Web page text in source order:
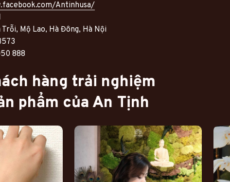
Antinhusa/
Mộ Lao, Hà Đông, Hà Nội
888
hàng trải nghiệm
phẩm của An Tịnh